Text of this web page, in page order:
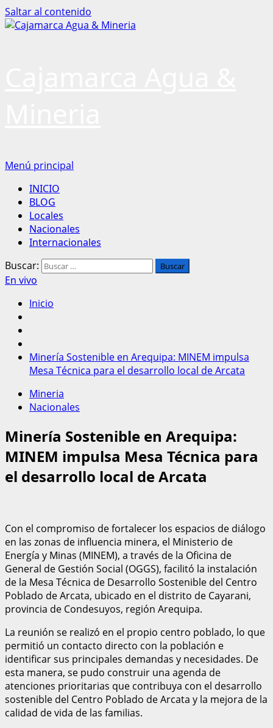
Saltar al contenido
Menú principal
INICIO
BLOG
Locales
Nacionales
Internacionales
Buscar:
En vivo
Inicio
Minería Sostenible en Arequipa: MINEM impulsa
Mesa Técnica para el desarrollo local de Arcata
Mineria
Nacionales
Minería Sostenible en Arequipa:
MINEM impulsa Mesa Técnica para
el desarrollo local de Arcata
Con el compromiso de fortalecer los espacios de diálogo
en las zonas de influencia minera, el Ministerio de
Energía y Minas (MINEM), a través de la Oficina de
General de Gestión Social (OGGS), facilitó la instalación
de la Mesa Técnica de Desarrollo Sostenible del Centro
Poblado de Arcata, ubicado en el distrito de Cayarani,
provincia de Condesuyos, región Arequipa.
La reunión se realizó en el propio centro poblado, lo que
permitió un contacto directo con la población e
identificar sus principales demandas y necesidades. De
esta manera, se pudo construir una agenda de
atenciones prioritarias que contribuya con el desarrollo
sostenible del Centro Poblado de Arcata y la mejora de la
calidad de vida de las familias.